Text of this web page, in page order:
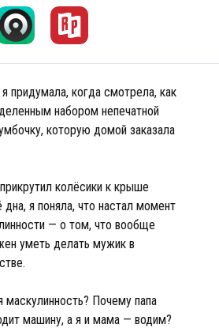
придумала, когда смотрела, как
набором непечатной
которую домой заказала
колёсики к крыше
я поняла, что настал момент
— о том, что вообще
уметь делать мужик в
маскулинность? Почему папа
машину, а я и мама — водим?